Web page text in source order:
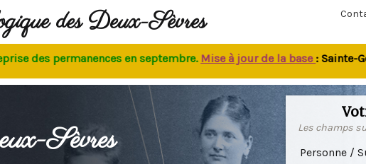
des Deux-Sèvres
des permanences en septembre.Mise à jour de la base: Sainte-
Sèvres Les champs
Personne /